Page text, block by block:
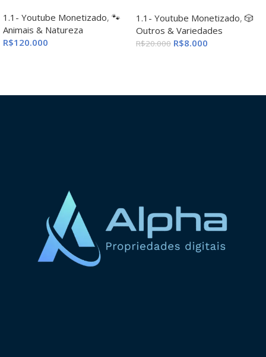
1.1- Youtube Monetizado, 🐾
Animais & Natureza
R$120.000
1.1- Youtube Monetizado, 🎲
Outros & Variedades
R$20.000 R$8.000